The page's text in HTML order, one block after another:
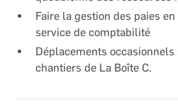
Faire la gestion des paies
service de comptabilité
Déplacements
chantiers de La Boîte C.